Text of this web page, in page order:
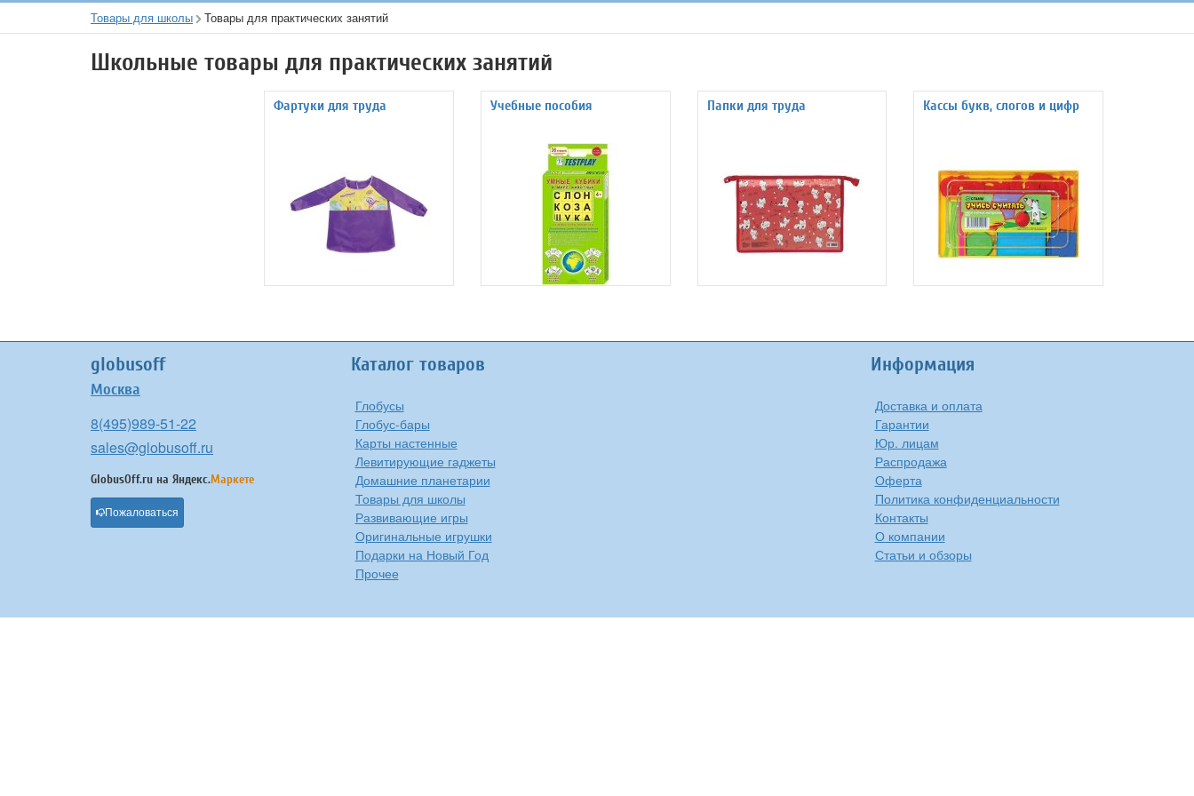
Товары для школы Товары для практических занятий
Школьные товары для практических занятий
Фартуки для труда Учебные пособия Папки для труда Кассы букв, слогов и цифр
globusoff
Москва
8(495)989-51-22
sales@globusoff.ru
GlobusOff.ru на Яндекс.Маркете
Пожаловаться
Каталог товаров
Глобусы
Глобус-бары
Карты настенные
Левитирующие гаджеты
Домашние планетарии
Товары для школы
Развивающие игры
Оригинальные игрушки
Подарки на Новый Год
Прочее
Информация
Доставка и оплата
Гарантии
Юр. лицам
Распродажа
Оферта
Политика конфиденциальности
Контакты
О компании
Статьи и обзоры